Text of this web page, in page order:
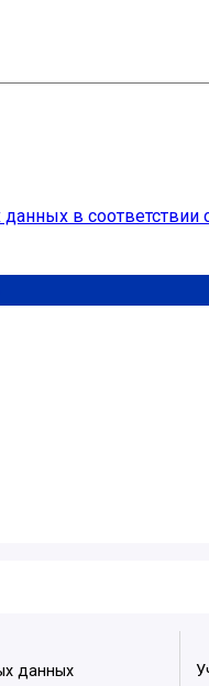
в соответствии
данных